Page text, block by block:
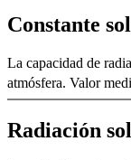
Constante
La capacidad de
atmósfera. Valor
Radiación